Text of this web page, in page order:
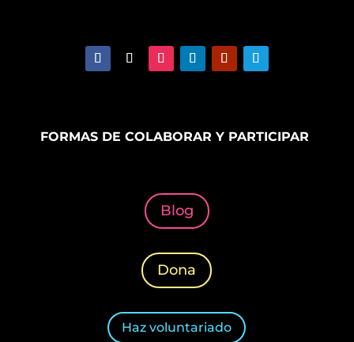
FORMAS DE COLABORAR Y PARTICIPAR
Blog
Dona
Haz voluntariado